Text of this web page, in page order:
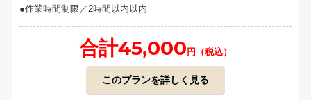
作業時間制限／2時間以内以内
合計45,000 円（税込）
このプランを詳しく見る